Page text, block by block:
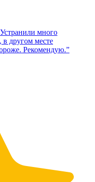
много
в другом месте
Рекомендую.”